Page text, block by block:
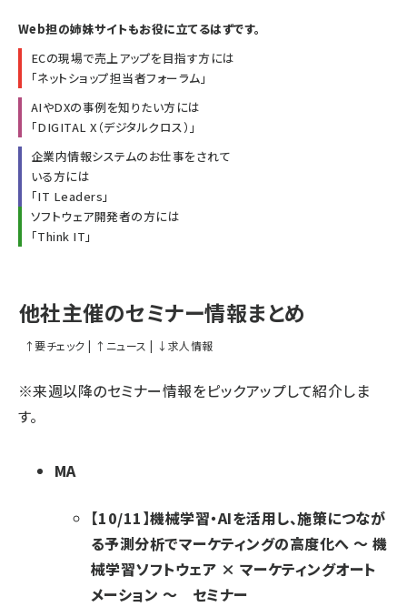
Web担の姉妹サイトもお役に立てるはずです。
ECの現場で売上アップを目指す方には
「ネットショップ担当者フォーラム 」
AIやDXの事例を知りたい方には
「DIGITAL X（デジタルクロス） 」
企業内情報システムのお仕事をされて
いる方には
「IT Leaders 」
ソフトウェア開発者の方には
「Think IT 」
他社主催のセミナー情報まとめ
↑要チェック | ↑ ニュース | ↓ 求人情報
※来週以降のセミナー情報をピックアップして紹介しま
す。
MA
【10/11】機械学習・AIを活用し、施策につなが
る予測分析でマーケティングの高度化へ ～ 機
械学習ソフトウェア × マーケティングオート
メーション ～ セミナー